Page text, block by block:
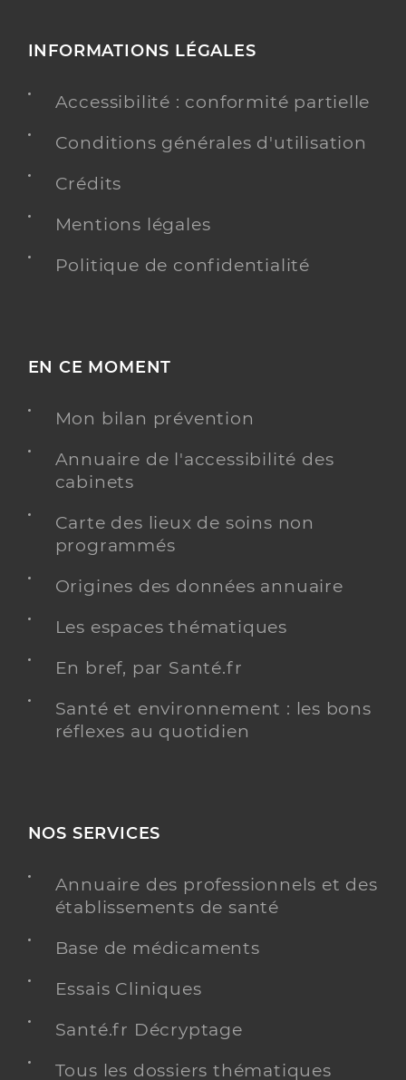
INFORMATIONS LÉGALES
Accessibilité : conformité partielle
Conditions générales d'utilisation
Crédits
Mentions légales
Politique de confidentialité
EN CE MOMENT
Mon bilan prévention
Annuaire de l'accessibilité des
cabinets
Carte des lieux de soins non
programmés
Origines des données annuaire
Les espaces thématiques
En bref, par Santé.fr
Santé et environnement : les bons
réflexes au quotidien
NOS SERVICES
Annuaire des professionnels et des
établissements de santé
Base de médicaments
Essais Cliniques
Santé.fr Décryptage
Tous les dossiers thématiques